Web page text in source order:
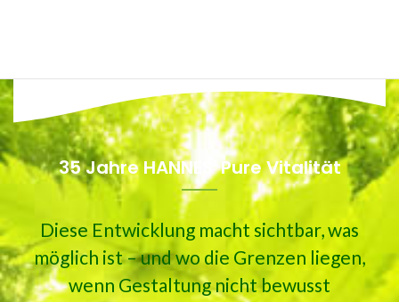
35 Jahre HANNES' Pure Vitalität
Diese Entwicklung macht sichtbar, was
möglich ist – und wo die Grenzen liegen,
wenn Gestaltung nicht bewusst